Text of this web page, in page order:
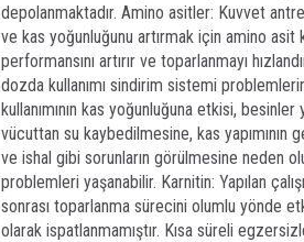
depolanmaktadır. Amino asitler: Kuvvet
ve kas yoğunluğunu artırmak için amino asit
performansını artırır ve toparlanmayı
dozda kullanımı sindirim sistemi
kullanımının kas yoğunluğuna etkisi,
vücuttan su kaybedilmesine, kas yapımının
ve ishal gibi sorunların görülmesine neden
problemleri yaşanabilir. Karnitin: Yapılan
sonrası toparlanma sürecini olumlu yönde
olarak ispatlanmamıştır. Kısa süreli